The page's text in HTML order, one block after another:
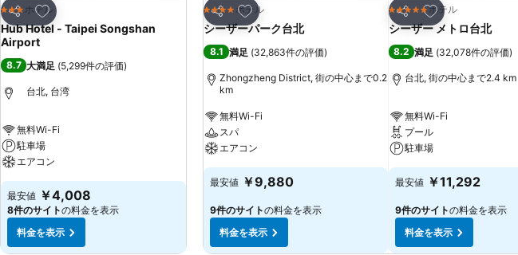
シェア
お気に入りに追加
3 ホテルのランク
ホテル
Hub Hotel - Taipei Songshan
Airport
8.7 大満足 (5,299件の評価)
台北, 台湾
無料Wi-Fi
駐車場
エアコン
最安値 ￥4,008
8件のサイトの料金を表示
料金を表示
シェア
お気に入りに追加
4 ホテルのランク
ホテル
シーザーパーク台北
8.1 満足 (32,863件の評価)
Zhongzheng District, 街の中心まで0.2
km
無料Wi-Fi
スパ
エアコン
最安値 ￥9,880
9件のサイトの料金を表示
料金を表示
シェア
お気に入りに追加
5 ホテルのランク
ホテル
シーザー メトロ台北
8.2 満足 (32,078件の評価)
台北, 街の中心まで2.4 km
無料Wi-Fi
プール
駐車場
最安値 ￥11,292
9件のサイトの料金を表示
料金を表示